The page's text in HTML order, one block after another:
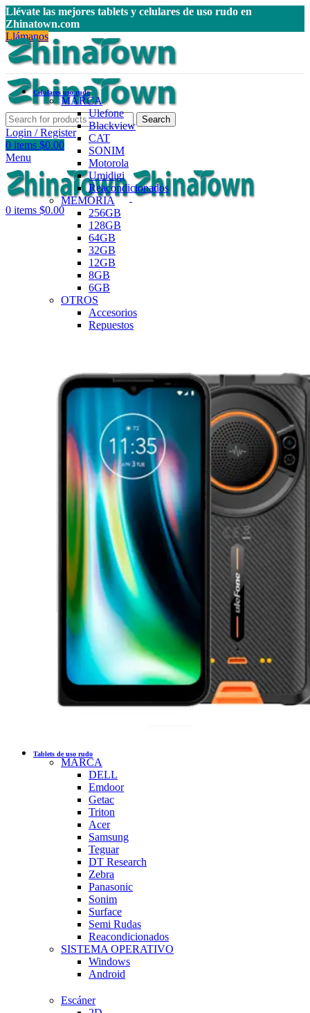
Llévate las mejores tablets y celulares de uso rudo en
Zhinatown.com
Llámanos
Search
Login / Register
0 items $0.00
Menu
0 items $0.00
Celulares uso rudo
MARCA
Ulefone
Blackview
CAT
SONIM
Motorola
Umidigi
Reacondicionados
MEMORIA
256GB
128GB
64GB
32GB
12GB
8GB
6GB
OTROS
Accesorios
Repuestos
Tablets de uso rudo
MARCA
DELL
Emdoor
Getac
Triton
Acer
Samsung
Teguar
DT Research
Zebra
Panasonic
Sonim
Surface
Semi Rudas
Reacondicionados
SISTEMA OPERATIVO
Windows
Android
Escáner